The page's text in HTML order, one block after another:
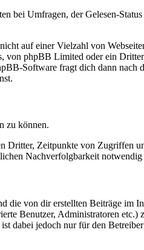
bei Umfragen, der Gelesen-
auf einer Vielzahl von
von phpBB Limited oder ein
Software fragt dich dann nach
zu können.
Dritter, Zeitpunkte von Zugriffen
Nachverfolgbarkeit notwendig
die von dir erstellten Beiträge im
Benutzer, Administratoren etc.)
dabei jedoch nur für den